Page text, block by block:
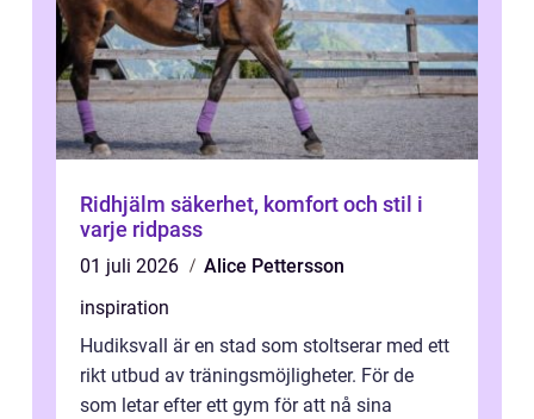
Ridhjälm säkerhet, komfort och stil i
varje ridpass
01 juli 2026
Alice Pettersson
inspiration
Hudiksvall är en stad som stoltserar med ett
rikt utbud av träningsmöjligheter. För de
som letar efter ett gym för att nå sina